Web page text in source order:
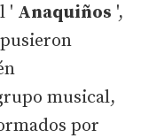
' Anaquiños ',
musical,
por